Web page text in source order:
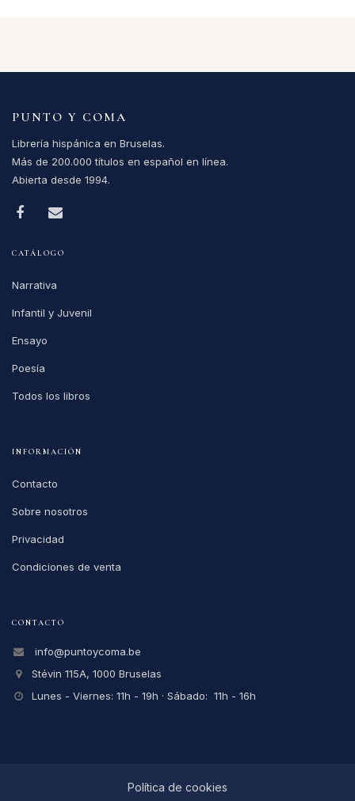
PUNTO Y COMA
Librería hispánica en Bruselas.
Más de 200.000 títulos en español en línea.
Abierta desde 1994.
CATÁLOGO
Narrativa
Infantil y Juvenil
Ensayo
Poesía
Todos los libros
INFORMACIÓN
Contacto
Sobre nosotros
Privacidad
Condiciones de venta
CONTACTO
info@puntoycoma.be
Stévin 115A, 1000 Bruselas
Lunes - Viernes: 11h - 19h · Sábado: 11h - 16h
Política de cookies